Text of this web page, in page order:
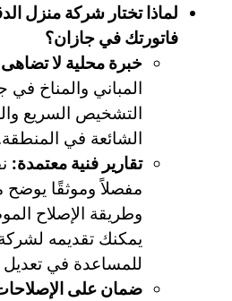
لماذا تختار شركة منزل
فاتورتك في جازان؟
خبرة محلية لا
المباني والمناخ في
التشخيص السريع
الشائعة في
تقارير فنية معتمدة:
مفصلاً وموثقًا
وطريقة الإصلاح
يمكنك تقديمه لشركة
للمساعدة في تعديل
ضمان على